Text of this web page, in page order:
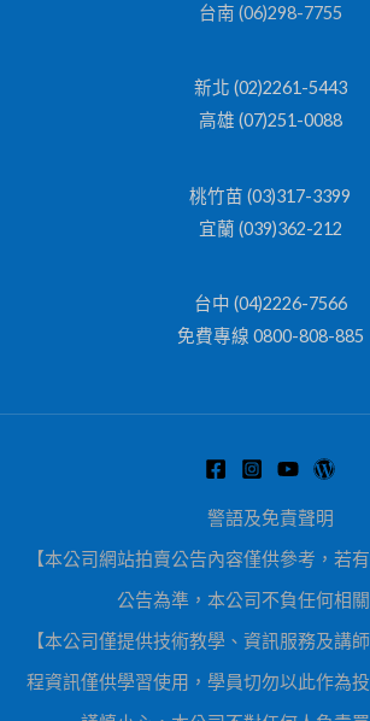
台南 (06)298-7755
新北 (02)2261-5443
高雄 (07)251-0088
桃竹苗 (03)317-3399
宜蘭 (039)362-212
台中 (04)2226-7566
免費專線 0800-808-885
警語及免責聲明
【本公司網站拍賣公告內容僅供參考，若
公告為準，本公司不負任何相關
【本公司僅提供技術教學、資訊服務及講
程資訊僅供學習使用，學員切勿以此作為